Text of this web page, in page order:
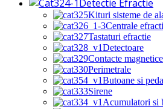
Detectie Efractie
Kituri sisteme de
Centrale
Tastaturi efractie
Detectoare
Contacte magnetice
Perimetrale
Butoane si
Sirene
Acumulatori si